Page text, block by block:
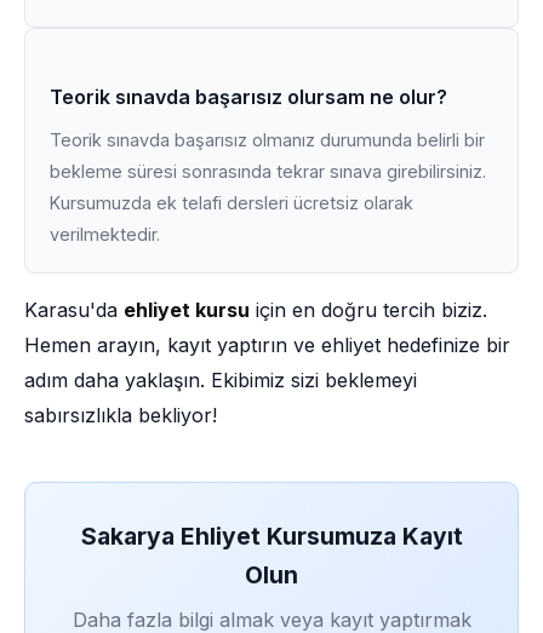
Teorik sınavda başarısız olursam ne olur?
Teorik sınavda başarısız olmanız durumunda belirli bir
bekleme süresi sonrasında tekrar sınava girebilirsiniz.
Kursumuzda ek telafi dersleri ücretsiz olarak
verilmektedir.
Karasu'da ehliyet kursu için en doğru tercih biziz.
Hemen arayın, kayıt yaptırın ve ehliyet hedefinize bir
adım daha yaklaşın. Ekibimiz sizi beklemeyi
sabırsızlıkla bekliyor!
Sakarya Ehliyet Kursumuza Kayıt
Olun
Daha fazla bilgi almak veya kayıt yaptırmak